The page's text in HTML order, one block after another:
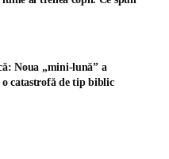
Noua „mini-lună” a
catastrofă de tip biblic